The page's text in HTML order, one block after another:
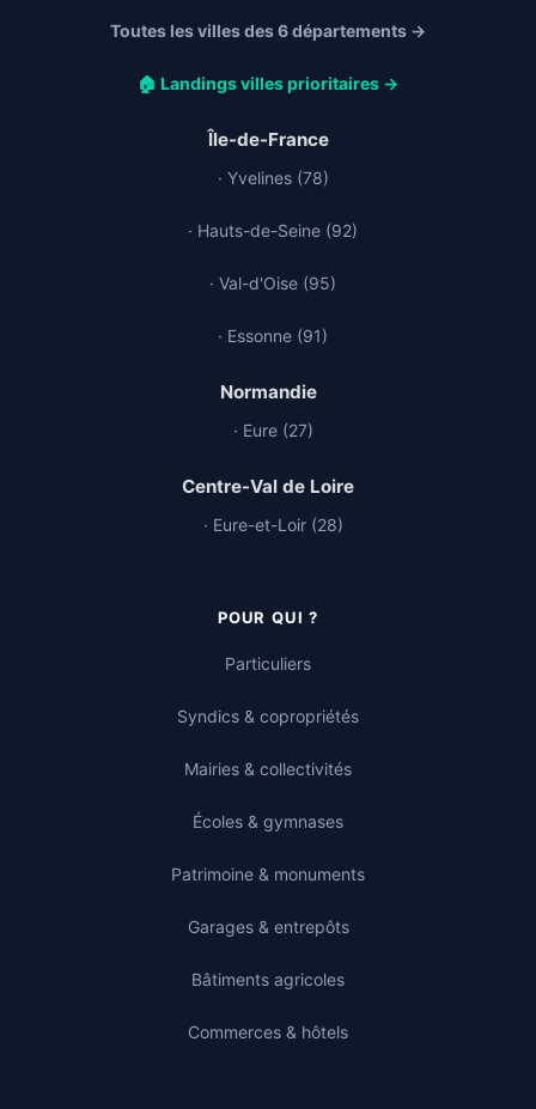
Toutes les villes des 6 départements →
🏠 Landings villes prioritaires →
Île-de-France
· Yvelines (78)
· Hauts-de-Seine (92)
· Val-d'Oise (95)
· Essonne (91)
Normandie
· Eure (27)
Centre-Val de Loire
· Eure-et-Loir (28)
POUR QUI ?
Particuliers
Syndics & copropriétés
Mairies & collectivités
Écoles & gymnases
Patrimoine & monuments
Garages & entrepôts
Bâtiments agricoles
Commerces & hôtels